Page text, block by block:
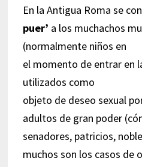
En la Antigua Roma se
puer’ a los muchachos
(normalmente niños en
el momento de entrar en
utilizados como
objeto de deseo sexual
adultos de gran poder
senadores, patricios,
muchos son los casos de